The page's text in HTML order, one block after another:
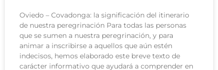
Oviedo – Covadonga: la significación del itinerario
de nuestra peregrinación Para todas las personas
que se sumen a nuestra peregrinación, y para
animar a inscribirse a aquellos que aún estén
indecisos, hemos elaborado este breve texto de
carácter informativo que ayudará a comprender en